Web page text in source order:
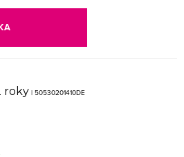
roky | 50530201410DE